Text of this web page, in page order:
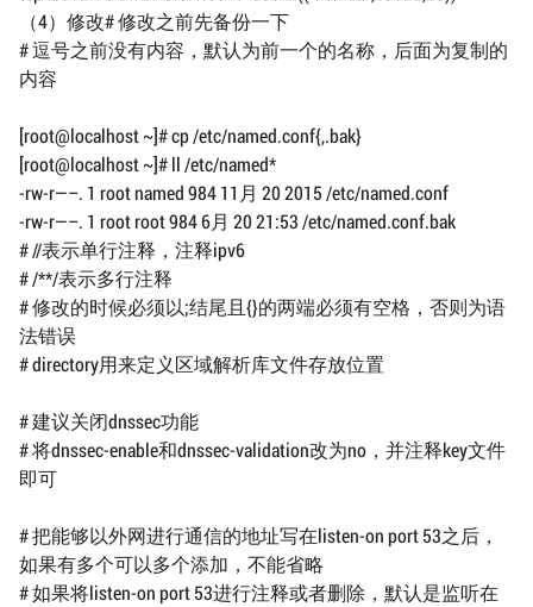
（4）修改# 修改之前先备份一下
# 逗号之前没有内容，默认为前一个的名称，后面为复制的
内容
[root@localhost ~]# cp /etc/named.conf{,.bak}
[root@localhost ~]# ll /etc/named*
-rw-r—–. 1 root named 984 11月 20 2015 /etc/named.conf
-rw-r—–. 1 root root 984 6月 20 21:53 /etc/named.conf.bak
# //表示单行注释，注释ipv6
# /**/表示多行注释
# 修改的时候必须以;结尾且{}的两端必须有空格，否则为语
法错误
# directory用来定义区域解析库文件存放位置
# 建议关闭dnssec功能
# 将dnssec-enable和dnssec-validation改为no，并注释key文件
即可
# 把能够以外网进行通信的地址写在listen-on port 53之后，
如果有多个可以多个添加，不能省略
# 如果将listen-on port 53进行注释或者删除，默认是监听在